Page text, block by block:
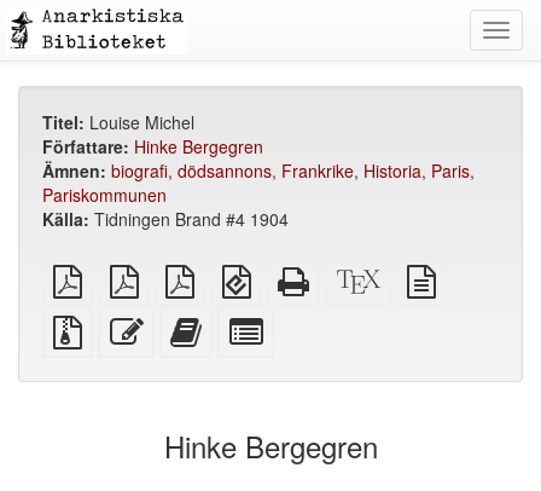
Titel: Louise Michel
Författare: Hinke Bergegren
Ämnen: biografi, dödsannons, Frankrike, Historia, Paris,
Pariskommunen
Källa: Tidningen Brand #4 1904
plain
PDF
A4
imposed
PDF
Letter
imposed
PDF
EPUB
(för
mobila
enheter)
Fristående
HTML
XeLaTeX
källa
Källfiler
med
Redigera
denna
Lägg
text
bokskaparen
for
bookbuilder
Hinke Bergegren